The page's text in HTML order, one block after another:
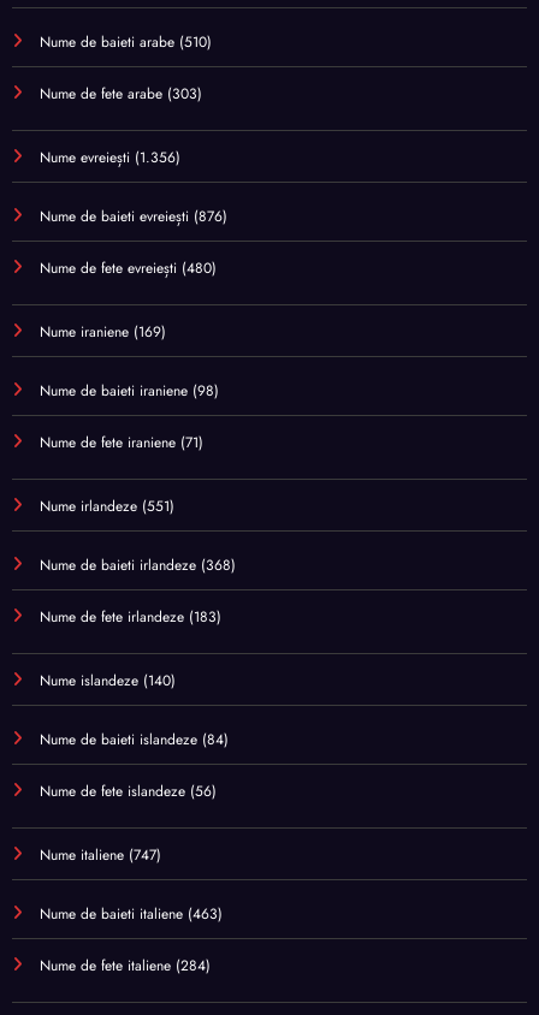
Nume de baieti arabe (510)
Nume de fete arabe (303)
Nume evreiești (1.356)
Nume de baieti evreiești (876)
Nume de fete evreiești (480)
Nume iraniene (169)
Nume de baieti iraniene (98)
Nume de fete iraniene (71)
Nume irlandeze (551)
Nume de baieti irlandeze (368)
Nume de fete irlandeze (183)
Nume islandeze (140)
Nume de baieti islandeze (84)
Nume de fete islandeze (56)
Nume italiene (747)
Nume de baieti italiene (463)
Nume de fete italiene (284)